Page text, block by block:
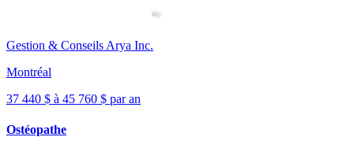
Gestion & Conseils Arya Inc.
Montréal
37 440 $ à 45 760 $ par an
Ostéopathe